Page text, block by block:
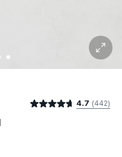
5
확대 보기
별점 4.7점 4.7 (442)